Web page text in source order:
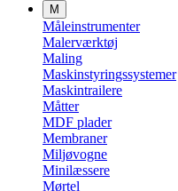
M
Måleinstrumenter
Malerværktøj
Maling
Maskinstyringssystemer
Maskintrailere
Måtter
MDF plader
Membraner
Miljøvogne
Minilæssere
Mørtel